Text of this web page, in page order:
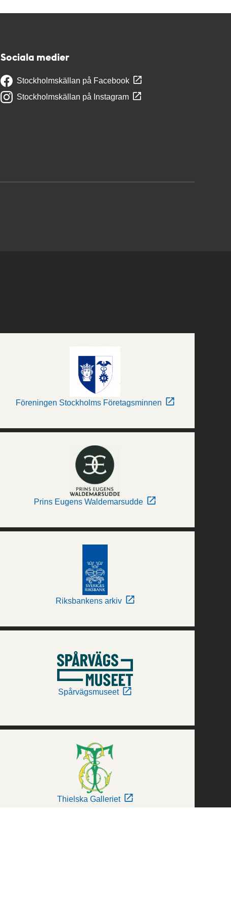
Sociala medier
Stockholmskällan på Facebook
Stockholmskällan på Instagram
Föreningen Stockholms Företagsminnen
Prins Eugens Waldemarsudde
Riksbankens arkiv
Spårvägsmuseet
Thielska Galleriet